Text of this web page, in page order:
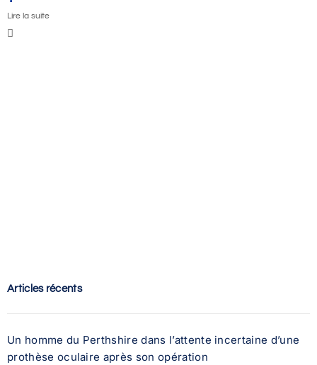
Lire la suite
Articles récents
Un homme du Perthshire dans l’attente incertaine d’une
prothèse oculaire après son opération